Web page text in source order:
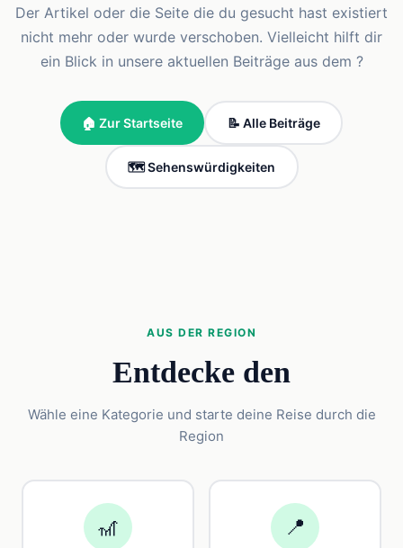
Der Artikel oder die Seite die du gesucht hast existiert
nicht mehr oder wurde verschoben. Vielleicht hilft dir
ein Blick in unsere aktuellen Beiträge aus dem ?
🏠 Zur Startseite 📝 Alle Beiträge
🗺️ Sehenswürdigkeiten
AUS DER REGION
Entdecke den
Wähle eine Kategorie und starte deine Reise durch die
Region
🎢 📍